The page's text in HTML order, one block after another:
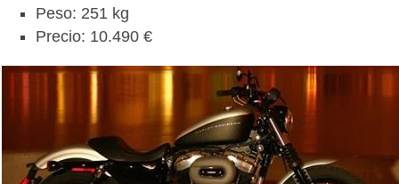
Peso: 251 kg
Precio: 10.490 €